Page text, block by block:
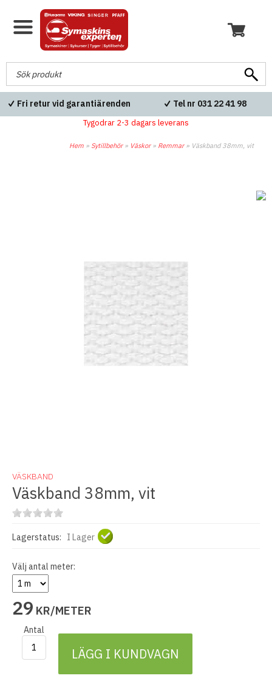
Fri retur vid garantiärenden Tel nr 031 22 41 98
Tygodrar 2-3 dagars leverans
Hem » Sytillbehör» Väskor» Remmar» Väskband 38mm, vit
VÄSKBAND
Väskband 38mm, vit
Lagerstatus: I Lager
Välj antal meter:
29 KR/METER
Antal
LÄGG I KUNDVAGN